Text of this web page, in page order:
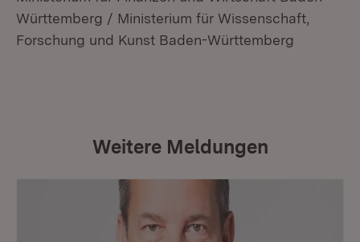
Württemberg / Ministerium für Wissenschaft,
Forschung und Kunst Baden-Württemberg
Weitere Meldungen